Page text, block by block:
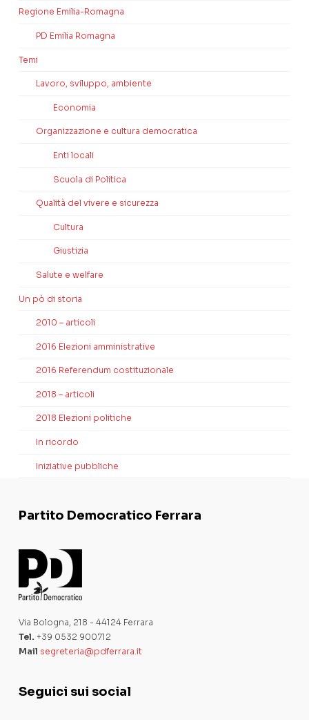
Regione Emilia-Romagna
PD Emilia Romagna
Temi
Lavoro, sviluppo, ambiente
Economia
Organizzazione e cultura democratica
Enti locali
Scuola di Politica
Qualità del vivere e sicurezza
Cultura
Giustizia
Salute e welfare
Un pò di storia
2010 – articoli
2016 Elezioni amministrative
2016 Referendum costituzionale
2018 – articoli
2018 Elezioni politiche
In ricordo
Iniziative pubbliche
Partito Democratico Ferrara
Via Bologna, 218 - 44124 Ferrara
Tel. +39 0532 900712
Mail segreteria@pdferrara.it
Seguici sui social